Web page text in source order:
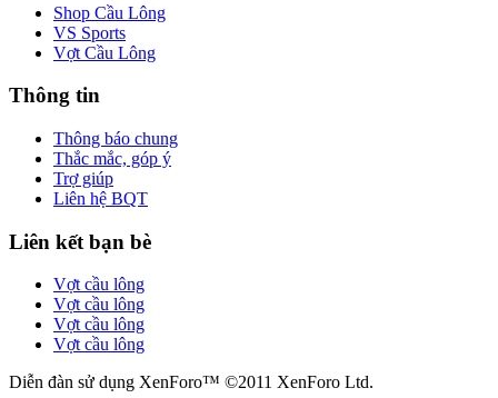
Shop Cầu Lông
VS Sports
Vợt Cầu Lông
Thông tin
Thông báo chung
Thắc mắc, góp ý
Trợ giúp
Liên hệ BQT
Liên kết bạn bè
Vợt cầu lông
Vợt cầu lông
Vợt cầu lông
Vợt cầu lông
Diễn đàn sử dụng XenForo™ ©2011 XenForo Ltd.